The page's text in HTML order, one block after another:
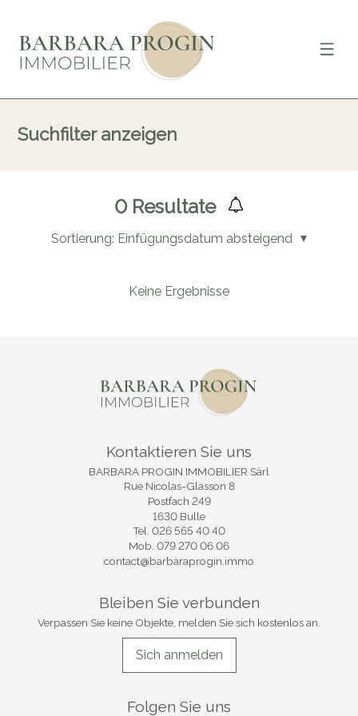
Suchfilter anzeigen
0Resultate
Sortierung: Einfügungsdatum absteigend
Keine Ergebnisse
Kontaktieren Sie uns
BARBARA PROGIN IMMOBILIER Sàrl
Rue Nicolas-Glasson 8
Postfach 249
1630 Bulle
Tel. 026 565 40 40
Mob. 079 270 06 06
contact@barbaraprogin.immo
Bleiben Sie verbunden
Verpassen Sie keine Objekte, melden Sie sich kostenlos an.
Sich anmelden
Folgen Sie uns